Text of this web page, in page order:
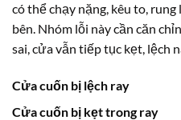
có thể chạy nặng, kêu to,
bên. Nhóm lỗi này cần căn
sai, cửa vẫn tiếp tục kẹt, lệch
Cửa cuốn bị lệch ray
Cửa cuốn bị kẹt trong ray